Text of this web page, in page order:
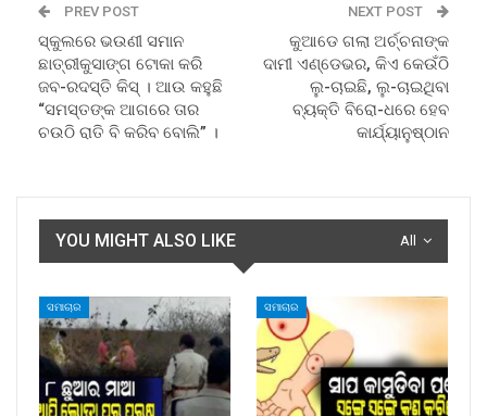
PREV POST
ସ୍କୁଲରେ ଭଉଣୀ ସମାନ
ଛାତ୍ରୀକୁସାଙ୍ଗ ଟୋକା କରି
ଜବ-ରଦସ୍ତି କିସ୍ । ଆଉ କହୁଛି
“ସମସ୍ତଙ୍କ ଆଗରେ ତାର
ଚଉଠି ରାତି ବି କରିବ ବୋଲି” ।
NEXT POST
କୁଆଡେ ଗଲା ଅର୍ଚ୍ଚନାଙ୍କ
ଦାମୀ ଏଣ୍ଡେଭର, କିଏ କେଉଁଠି
ଲୁ-ଚାଇଛି, ଲୁ-ଚାଇଥିବା
ବ୍ୟକ୍ତି ବିରୋ-ଧରେ ହେବ
କାର୍ଯ୍ୟାନୁଷ୍ଠାନ
All
YOU MIGHT ALSO LIKE
ସମାଚାର ସମାଚାର